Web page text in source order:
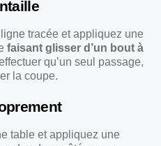
tracée et appliquez une
faisant glisser d’un bout à
qu’un seul passage,
la coupe.
table et appliquez une